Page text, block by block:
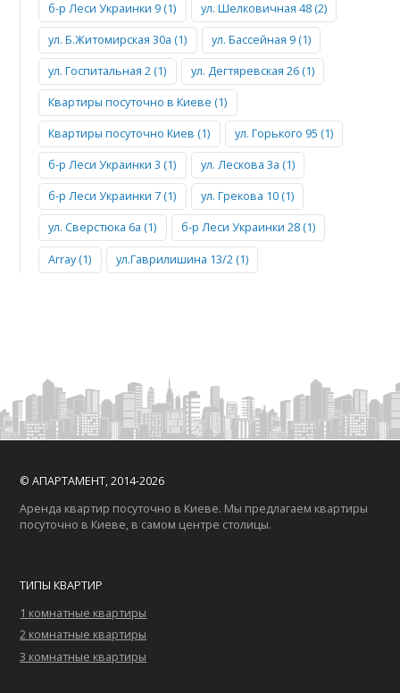
б-р Леси Украинки 9 (1) ул. Шелковичная 48 (2)
ул. Б.Житомирская 30а (1) ул. Бассейная 9 (1)
ул. Госпитальная 2 (1) ул. Дегтяревская 26 (1)
Квартиры посуточно в Киеве (1)
Квартиры посуточно Киев (1) ул. Горького 95 (1)
б-р Леси Украинки 3 (1) ул. Лескова 3а (1)
б-р Леси Украинки 7 (1) ул. Грекова 10 (1)
ул. Сверстюка 6а (1) б-р Леси Украинки 28 (1)
Array (1) ул.Гаврилишина 13/2 (1)
© АПАРТАМЕНТ, 2014-2026
Аренда квартир посуточно в Киеве. Мы предлагаем квартиры
посуточно в Киеве, в самом центре столицы.
ТИПЫ КВАРТИР
1 комнатные квартиры
2 комнатные квартиры
3 комнатные квартиры